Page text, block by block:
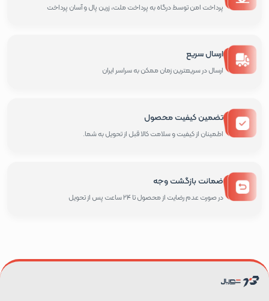
پرداخت امن توسط درگاه به پرداخت ملت، زرین پال و آسان پرداخت
ارسال سریع
ارسال در سریعترین زمان ممکن به سراسر ایران
تضمین کیفیت محصول
اطمینان از کیفیت و سلامت کالا قبل از تحویل به شما.
ضمانت بازگشت وجه
در صورت عدم رضایت از محصول تا 24 ساعت پس از تحویل